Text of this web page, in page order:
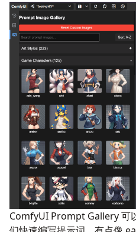
ComfyUI Prompt Gallery可